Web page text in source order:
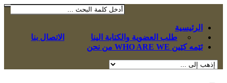
الرئيسية
الاتصال بنا
طلب العضوية والكتابة الينا
ئێمە کێین WHO ARE WE من نحن